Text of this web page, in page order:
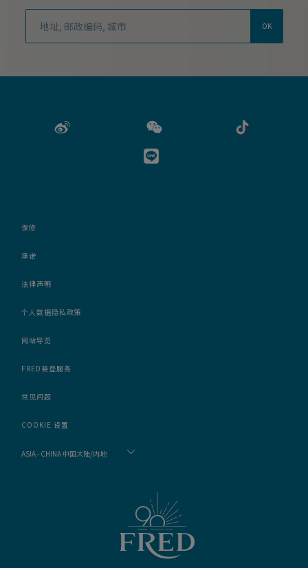
OK
保修
承诺
法律声明
个人数据隐私政策
网站导览
FRED斐登服务
常见问题
COOKIE 设置
ASIA - CHINA 中国大陆/内地